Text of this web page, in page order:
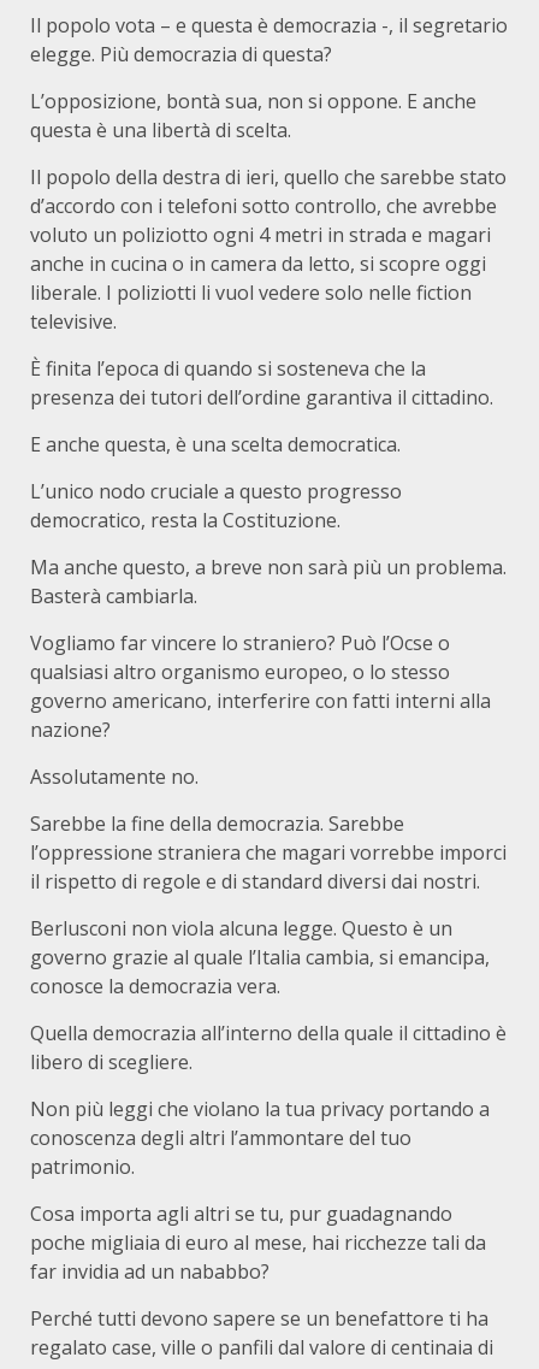
Il popolo vota – e questa è democrazia -, il segretario
elegge. Più democrazia di questa?
L’opposizione, bontà sua, non si oppone. E anche
questa è una libertà di scelta.
Il popolo della destra di ieri, quello che sarebbe stato
d’accordo con i telefoni sotto controllo, che avrebbe
voluto un poliziotto ogni 4 metri in strada e magari
anche in cucina o in camera da letto, si scopre oggi
liberale. I poliziotti li vuol vedere solo nelle fiction
televisive.
È finita l’epoca di quando si sosteneva che la
presenza dei tutori dell’ordine garantiva il cittadino.
E anche questa, è una scelta democratica.
L’unico nodo cruciale a questo progresso
democratico, resta la Costituzione.
Ma anche questo, a breve non sarà più un problema.
Basterà cambiarla.
Vogliamo far vincere lo straniero? Può l’Ocse o
qualsiasi altro organismo europeo, o lo stesso
governo americano, interferire con fatti interni alla
nazione?
Assolutamente no.
Sarebbe la fine della democrazia. Sarebbe
l’oppressione straniera che magari vorrebbe imporci
il rispetto di regole e di standard diversi dai nostri.
Berlusconi non viola alcuna legge. Questo è un
governo grazie al quale l’Italia cambia, si emancipa,
conosce la democrazia vera.
Quella democrazia all’interno della quale il cittadino è
libero di scegliere.
Non più leggi che violano la tua privacy portando a
conoscenza degli altri l’ammontare del tuo
patrimonio.
Cosa importa agli altri se tu, pur guadagnando
poche migliaia di euro al mese, hai ricchezze tali da
far invidia ad un nababbo?
Perché tutti devono sapere se un benefattore ti ha
regalato case, ville o panfili dal valore di centinaia di